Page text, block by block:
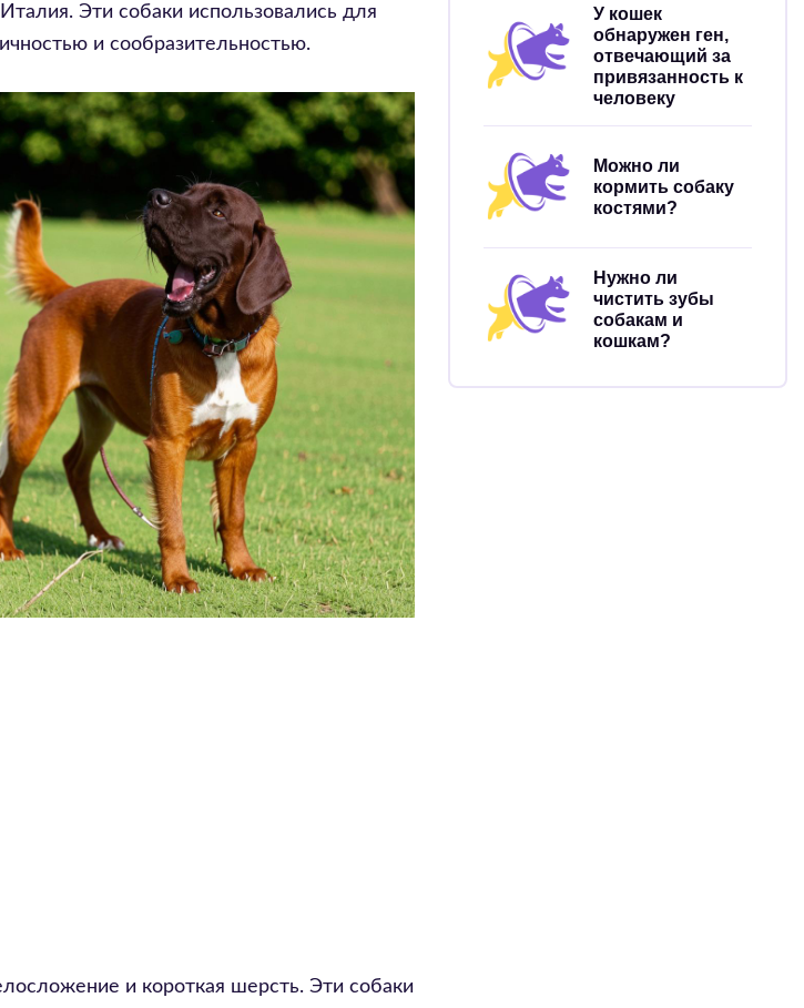
Эти собаки использовались для
и сообразительностью.
и короткая шерсть. Эти собаки
У кошек
обнаружен ген,
отвечающий за
привязанность к
человеку
Можно ли
кормить собаку
костями?
Нужно ли
чистить зубы
собакам и
кошкам?